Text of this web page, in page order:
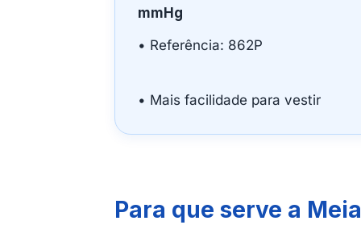
mmHg
• Referência: 862P
• Mais facilidade para vestir
Para que serve a